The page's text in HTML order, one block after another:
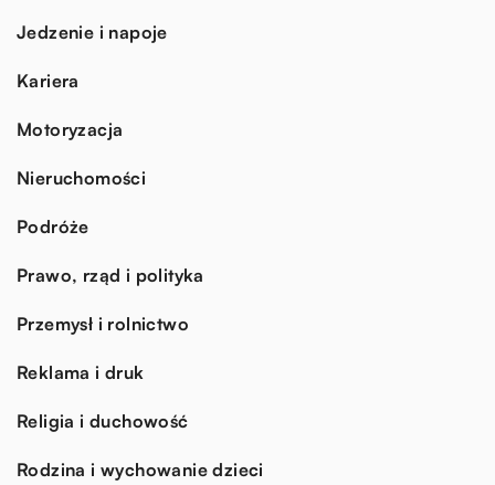
Jedzenie i napoje
Kariera
Motoryzacja
Nieruchomości
Podróże
Prawo, rząd i polityka
Przemysł i rolnictwo
Reklama i druk
Religia i duchowość
Rodzina i wychowanie dzieci